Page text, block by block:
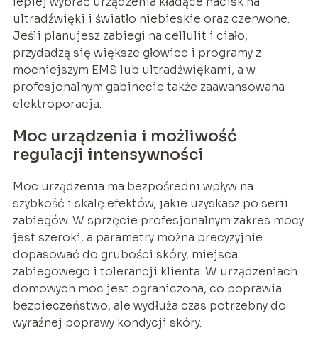
ultradźwięki i światło niebieskie oraz czerwone.
Jeśli planujesz zabiegi na cellulit i ciało,
przydadzą się większe głowice i programy z
mocniejszym EMS lub ultradźwiękami, a w
profesjonalnym gabinecie także zaawansowana
elektroporacja.
Moc urządzenia i możliwość
regulacji intensywności
Moc urządzenia ma bezpośredni wpływ na
szybkość i skalę efektów, jakie uzyskasz po serii
zabiegów. W sprzęcie profesjonalnym zakres mocy
jest szeroki, a parametry można precyzyjnie
dopasować do grubości skóry, miejsca
zabiegowego i tolerancji klienta. W urządzeniach
domowych moc jest ograniczona, co poprawia
bezpieczeństwo, ale wydłuża czas potrzebny do
wyraźnej poprawy kondycji skóry.